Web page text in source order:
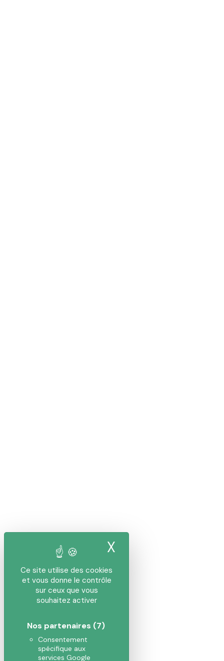
Ce site utilise des cookies
et vous donne le contrôle
sur ceux que vous
souhaitez activer
Nos partenaires (7)
Consentement
spécifique aux
services Google
X